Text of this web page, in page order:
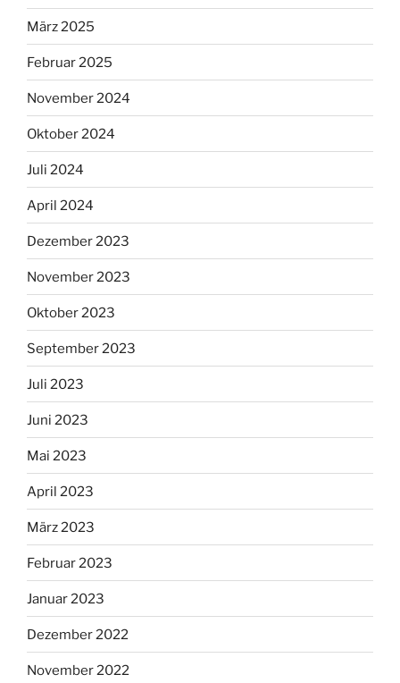
März 2025
Februar 2025
November 2024
Oktober 2024
Juli 2024
April 2024
Dezember 2023
November 2023
Oktober 2023
September 2023
Juli 2023
Juni 2023
Mai 2023
April 2023
März 2023
Februar 2023
Januar 2023
Dezember 2022
November 2022